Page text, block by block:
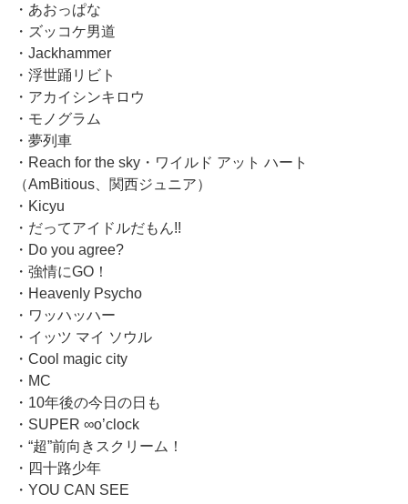
・あおっぱな
・ズッコケ男道
・Jackhammer
・浮世踊リビト
・アカイシンキロウ
・モノグラム
・夢列車
・Reach for the sky・ワイルド アット ハート
（AmBitious、関西ジュニア）
・Kicyu
・だってアイドルだもん!!
・Do you agree?
・強情にGO！
・Heavenly Psycho
・ワッハッハー
・イッツ マイ ソウル
・Cool magic city
・MC
・10年後の今日の日も
・SUPER ∞o’clock
・“超”前向きスクリーム！
・四十路少年
・YOU CAN SEE